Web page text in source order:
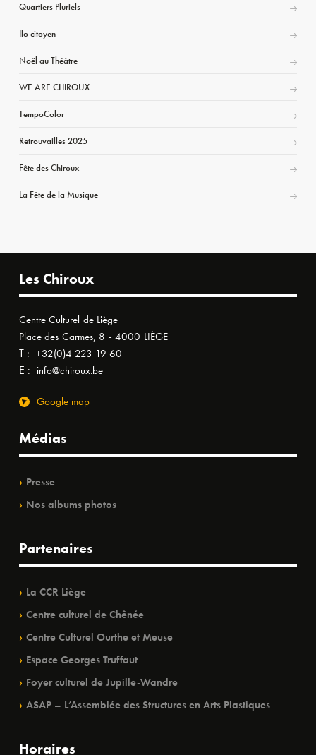
Quartiers Pluriels
Ilo citoyen
Noël au Théâtre
WE ARE CHIROUX
TempoColor
Retrouvailles 2025
Fête des Chiroux
La Fête de la Musique
Les Chiroux
Centre Culturel de Liège
Place des Carmes, 8 - 4000 LIÈGE
T : +32(0)4 223 19 60
E : info@chiroux.be
Google map
Médias
Presse
Nos albums photos
Partenaires
La CCR Liège
Centre culturel de Chênée
Centre Culturel Ourthe et Meuse
Espace Georges Truffaut
Foyer culturel de Jupille-Wandre
ASAP – L’Assemblée des Structures en Arts Plastiques
Horaires